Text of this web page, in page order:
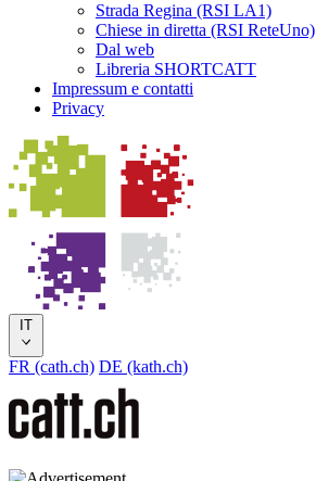
Strada Regina (RSI LA1)
Chiese in diretta (RSI ReteUno)
Dal web
Libreria SHORTCATT
Impressum e contatti
Privacy
IT
FR (cath.ch) DE (kath.ch)